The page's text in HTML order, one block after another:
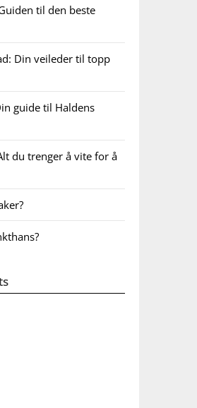
til den beste
Din veileder til topp
guide til Haldens
du trenger å vite for å